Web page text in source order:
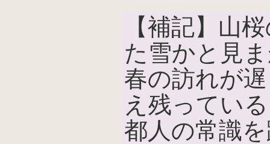
【補記】山
た雪かと見
春の訪れが
え残ってい
都人の常識